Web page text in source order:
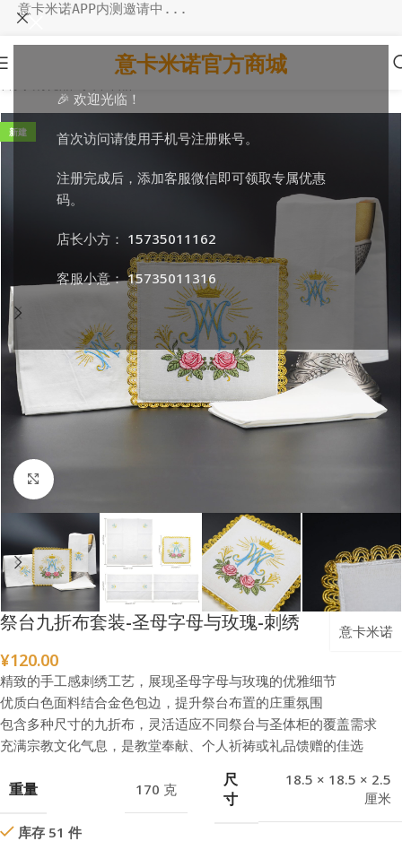
🎉 欢迎光临！
首次访问请使用手机号注册账号。
注册完成后，添加客服微信即可领取专属优惠
码。
店长小方： 15735011162
客服小意：15735011316
意卡米诺APP内测邀请中...
意卡米诺官方商城
新建
点击放大
祭台九折布套装-圣母字母与玫瑰-刺绣 意卡米诺
¥120.00
精致的手工感刺绣工艺，展现圣母字母与玫瑰的优雅细节
优质白色面料结合金色包边，提升祭台布置的庄重氛围
包含多种尺寸的九折布，灵活适应不同祭台与圣体柜的覆盖需求
充满宗教文化气息，是教堂奉献、个人祈祷或礼品馈赠的佳选
重量 170 克
尺
寸
18.5 × 18.5 × 2.5
厘米
库存 51 件